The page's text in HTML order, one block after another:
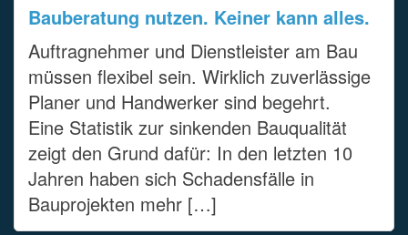
Bauberatung nutzen. Keiner kann alles.
Auftragnehmer und Dienstleister am Bau
müssen flexibel sein. Wirklich zuverlässige
Planer und Handwerker sind begehrt.
Eine Statistik zur sinkenden Bauqualität
zeigt den Grund dafür: In den letzten 10
Jahren haben sich Schadensfälle in
Bauprojekten mehr […]